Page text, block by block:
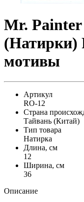
Mr.
(Натирки)
мотивы
Артикул
RO-12
Страна
Тайвань (Китай)
Тип товара
Натирка
Длина, см
12
Ширина, см
36
Описание